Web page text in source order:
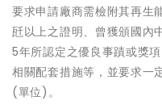
要求申請廠商需檢附其再生
瓩以上之證明、曾獲頒國內
5年所認定之優良事蹟或獎
相關配套措施等，並要求一
(單位)。